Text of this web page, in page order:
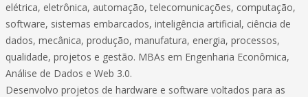
elétrica, eletrônica, automação, telecomunicações, computação,
software, sistemas embarcados, inteligência artificial, ciência de
dados, mecânica, produção, manufatura, energia, processos,
qualidade, projetos e gestão. MBAs em Engenharia Econômica,
Análise de Dados e Web 3.0.
Desenvolvo projetos de hardware e software voltados para as